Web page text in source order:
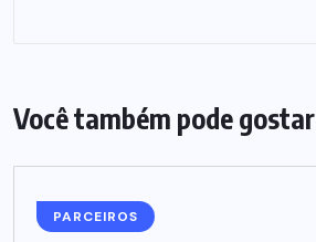
Você também pode gostar
PARCEIROS